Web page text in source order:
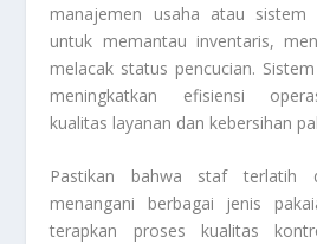
manajemen usaha atau
untuk memantau inventaris,
melacak status pencucian.
meningkatkan efisiensi
kualitas layanan dan kebersihan
Pastikan bahwa staf terlatih
menangani berbagai jenis
terapkan proses kualitas